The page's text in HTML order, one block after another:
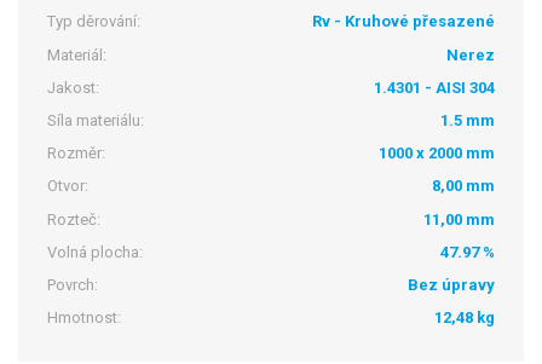
Typ děrování:
Rv - Kruhové přesazené
Materiál:
Nerez
Jakost:
1.4301 - AISI 304
Síla materiálu:
1.5 mm
Rozměr:
1000 x 2000 mm
Otvor:
8,00 mm
Rozteč:
11,00 mm
Volná plocha:
47.97 %
Povrch:
Bez úpravy
Hmotnost:
12,48 kg